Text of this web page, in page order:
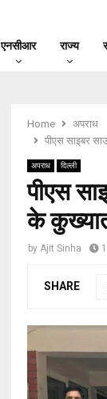
एनसीआर राज्य
Home
अपराध
पीएस साइबर
अपराध दिल्ली
पीएस
के
by Ajit Sinha
SHARE